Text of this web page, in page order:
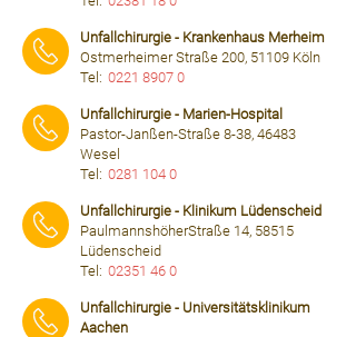
Unfallchirurgie - Krankenhaus Merheim
Ostmerheimer Straße 200, 51109 Köln
Tel: 0221 8907 0
Unfallchirurgie - Marien-Hospital
Pastor-Janßen-Straße 8-38, 46483
Wesel
Tel: 0281 104 0
Unfallchirurgie - Klinikum Lüdenscheid
PaulmannshöherStraße 14, 58515
Lüdenscheid
Tel: 02351 46 0
Unfallchirurgie - Universitätsklinikum
Aachen